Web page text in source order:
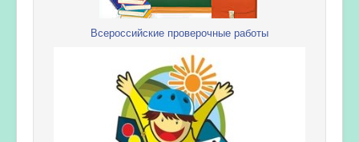
Всероссийские проверочные работы